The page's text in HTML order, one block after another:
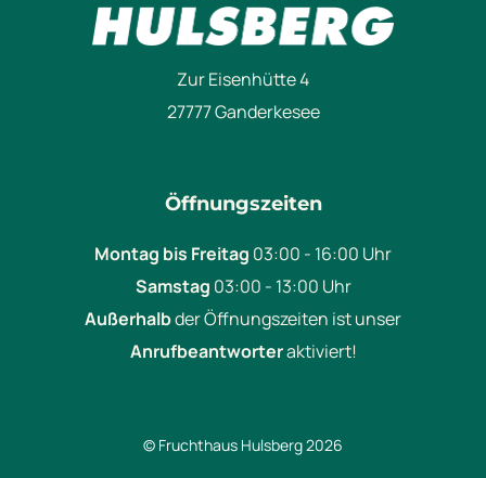
Zur Eisenhütte 4
27777 Ganderkesee
Öffnungszeiten
Montag bis Freitag 03:00 - 16:00 Uhr
Samstag 03:00 - 13:00 Uhr
Außerhalbder Öffnungszeiten ist unser
Anrufbeantworteraktiviert!
© Fruchthaus Hulsberg 2026